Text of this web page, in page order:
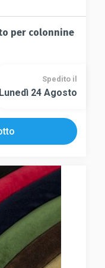
per colonnine
Spedito il
Lunedì 24 Agosto